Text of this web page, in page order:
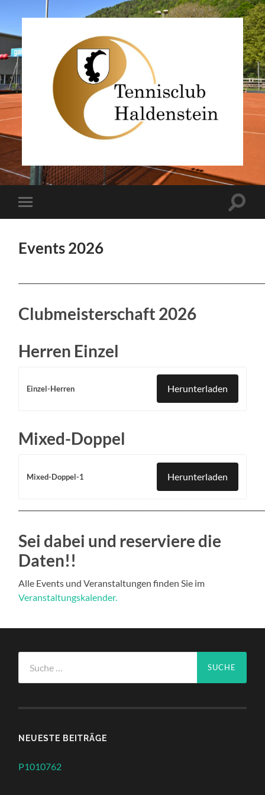
TC
Haldenstein
Toggle
mobile
Toggle
Events 2026
Clubmeisterschaft 2026
Herren Einzel
Einzel-Herren Herunterladen
Mixed-Doppel
Mixed-Doppel-1 Herunterladen
Sei dabei und reserviere die
Daten!!
Alle Events und Veranstaltungen finden Sie im
Veranstaltungskalender.
nach:
NEUESTE BEITRÄGE
P1010762